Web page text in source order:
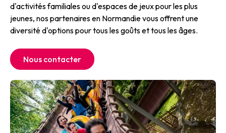
d'activités familiales ou d'espaces de jeux pour les plus
jeunes, nos partenaires en Normandie vous offrent une
diversité d'options pour tous les goûts et tous les âges.
Nous contacter